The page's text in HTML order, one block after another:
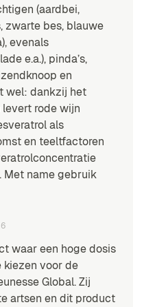
(aardbei,
zwarte bes, blauwe
evenals
e.a.), pinda’s,
en
wel: dankzij het
rode wijn
als
en teeltfactoren
Met name gebruik
waar een hoge dosis
kiezen voor de
Global. Zij
artsen en dit product